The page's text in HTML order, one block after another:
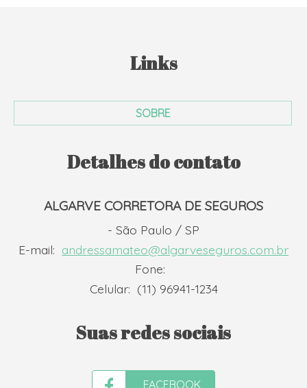
Links
SOBRE
Detalhes do contato
ALGARVE CORRETORA DE SEGUROS
- São Paulo / SP
E-mail: andressamateo@algarveseguros.com.br
Fone:
Celular: (11) 96941-1234
Suas redes sociais
FACEBOOK